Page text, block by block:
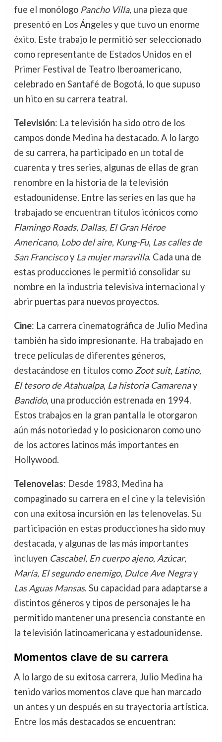
fue el monólogo Pancho Villa, una pieza que
presentó en Los Ángeles y que tuvo un enorme
éxito. Este trabajo le permitió ser seleccionado
como representante de Estados Unidos en el
Primer Festival de Teatro Iberoamericano,
celebrado en Santafé de Bogotá, lo que supuso
un hito en su carrera teatral.
Televisión: La televisión ha sido otro de los
campos donde Medina ha destacado. A lo largo
de su carrera, ha participado en un total de
cuarenta y tres series, algunas de ellas de gran
renombre en la historia de la televisión
estadounidense. Entre las series en las que ha
trabajado se encuentran títulos icónicos como
Flamingo Roads, Dallas, El Gran Héroe
Americano, Lobo del aire, Kung-Fu, Las calles de
San Franciscoy La mujer maravilla. Cada una de
estas producciones le permitió consolidar su
nombre en la industria televisiva internacional y
abrir puertas para nuevos proyectos.
Cine: La carrera cinematográfica de Julio Medina
también ha sido impresionante. Ha trabajado en
trece películas de diferentes géneros,
destacándose en títulos como Zoot suit, Latino,
El tesoro de Atahualpa, La historia Camarenay
Bandido, una producción estrenada en 1994.
Estos trabajos en la gran pantalla le otorgaron
aún más notoriedad y lo posicionaron como uno
de los actores latinos más importantes en
Hollywood.
Telenovelas: Desde 1983, Medina ha
compaginado su carrera en el cine y la televisión
con una exitosa incursión en las telenovelas. Su
participación en estas producciones ha sido muy
destacada, y algunas de las más importantes
incluyen Cascabel, En cuerpo ajeno, Azúcar,
María, El segundo enemigo, Dulce Ave Negray
Las Aguas Mansas. Su capacidad para adaptarse a
distintos géneros y tipos de personajes le ha
permitido mantener una presencia constante en
la televisión latinoamericana y estadounidense.
Momentos clave de su carrera
A lo largo de su exitosa carrera, Julio Medina ha
tenido varios momentos clave que han marcado
un antes y un después en su trayectoria artística.
Entre los más destacados se encuentran: